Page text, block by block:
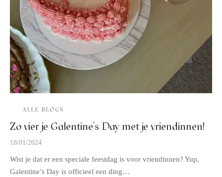
ALLE BLOGS
Zo vier je Galentine’s Day met je vriendinnen!
18/01/2024
Wist je dat er een speciale feestdag is voor vriendinnen? Yup,
Galentine’s Day is officieel een ding…